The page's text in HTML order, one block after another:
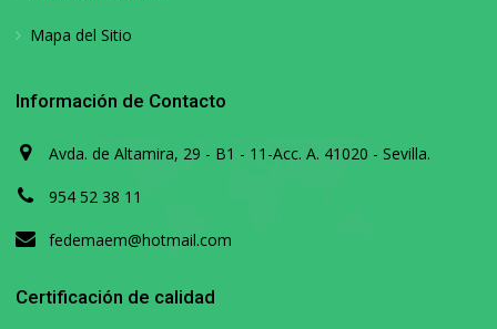
Mapa del Sitio
Información de Contacto
Avda. de Altamira, 29 - B1 - 11-Acc. A. 41020 - Sevilla.
954 52 38 11
fedemaem@hotmail.com
Certificación de calidad